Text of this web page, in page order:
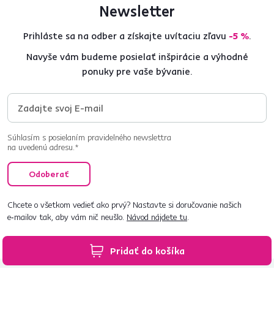
Pridať do košíka
Newsletter
Prihláste sa na odber a získajte uvítaciu zľavu -5 %.
Navyše vám budeme posielať inšpirácie a výhodné
ponuky pre vaše bývanie.
Súhlasím s posielaním pravidelného newslettra
na uvedenú adresu.*
Odoberať
Chcete o všetkom vedieť ako prvý? Nastavte si doručovanie našich
e‑mailov tak, aby vám nič neušlo. Návod nájdete tu.